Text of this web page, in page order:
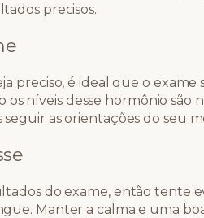
precisos.
preciso, é ideal que o exame
os níveis desse hormônio são
seguir as orientações do seu
do exame, então tente
Manter a calma e uma